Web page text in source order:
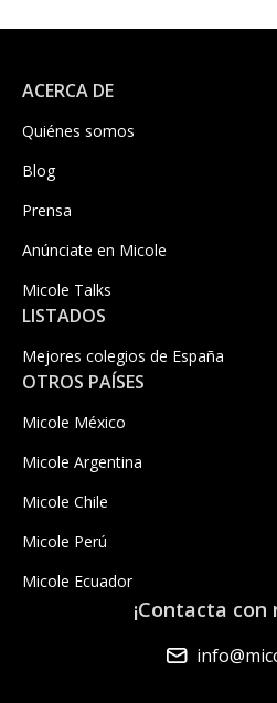
ACERCA DE
Quiénes somos
Blog
Prensa
Anúnciate en Micole
Micole Talks
LISTADOS
Mejores colegios de España
OTROS PAÍSES
Micole México
Micole Argentina
Micole Chile
Micole Perú
Micole Ecuador
¡Contacta con